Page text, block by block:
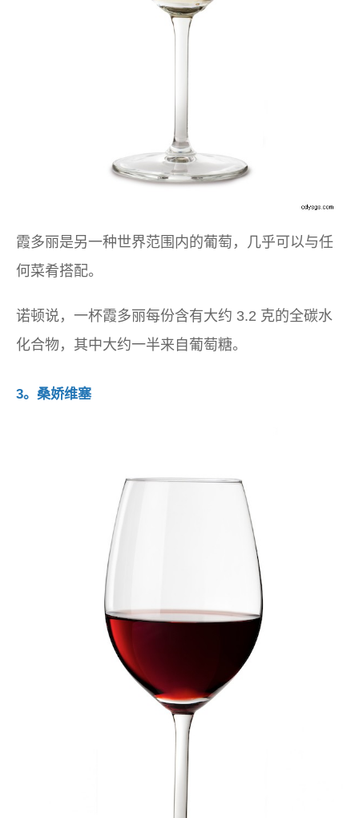
霞多丽是另一种世界范围内的葡萄，几乎可以与任
何菜肴搭配。
诺顿说，一杯霞多丽每份含有大约 3.2 克的全碳水
化合物，其中大约一半来自葡萄糖。
3。桑娇维塞